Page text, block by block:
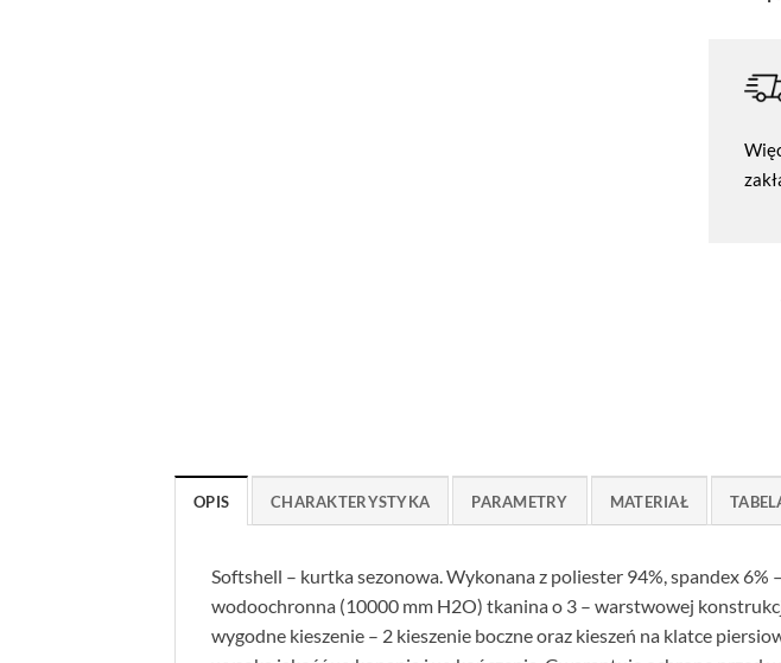
OPIS CHARAKTERYSTYKA PARAMETRY MATERIAŁ
Softshell – kurtka sezonowa. Wykonana z poliester 94%, spandex
wodoochronna (10000 mm H2O) tkanina o 3 – warstwowej
wygodne kieszenie – 2 kieszenie boczne oraz kieszeń na klatce